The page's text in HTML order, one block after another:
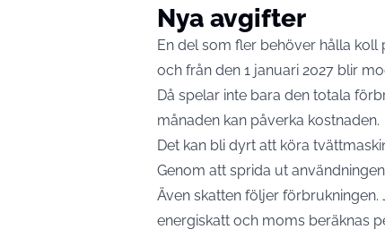
Nya avgifter
En del som fler behöver hålla koll
och från den 1 januari 2027 blir
Då spelar inte bara den totala
månaden kan påverka kostnaden.
Det kan bli dyrt att köra
Genom att sprida ut
Även skatten följer
energiskatt och moms beräknas